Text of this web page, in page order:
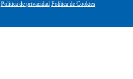
Política de privacidad Política de Cookies